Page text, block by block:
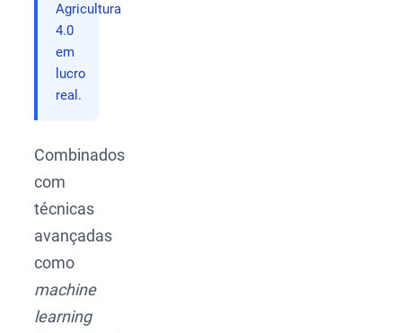
Agricultura
4.0
em
lucro
real.
Combinados
com
técnicas
avançadas
como
machine
learning